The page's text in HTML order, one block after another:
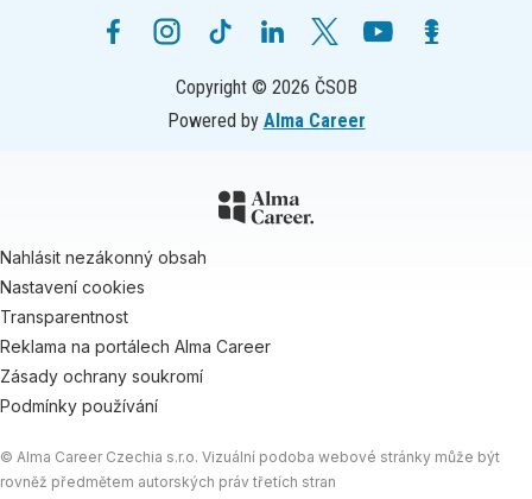
Copyright © 2026 ČSOB
Powered by Alma Career
Nahlásit nezákonný obsah
Nastavení cookies
Transparentnost
Reklama na portálech Alma Career
Zásady ochrany soukromí
Podmínky používání
© Alma Career Czechia s.r.o. Vizuální podoba webové stránky může být
rovněž předmětem autorských práv třetích stran